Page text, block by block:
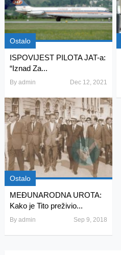
Ostalo
ISPOVIJEST PILOTA JAT-a:
“Iznad Za...
By admin Dec 12, 2021
Ostalo
MEĐUNARODNA UROTA:
Kako je Tito preživio...
By admin Sep 9, 2018